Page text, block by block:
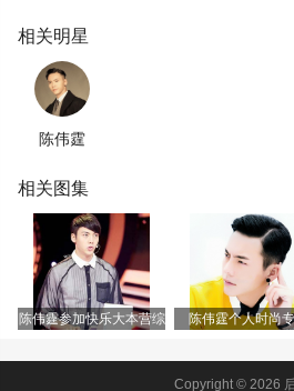
相关明星
陈伟霆
相关图集
陈伟霆参加快乐大本营综
陈伟霆个人时尚
Copyright © 2026